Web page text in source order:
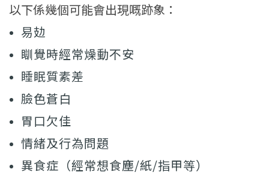
以下係幾個可能會出現嘅跡象：
易攰
瞓覺時經常燥動不安
睡眠質素差
臉色蒼白
胃口欠佳
情緒及行為問題
異食症（經常想食塵/紙/指甲等）